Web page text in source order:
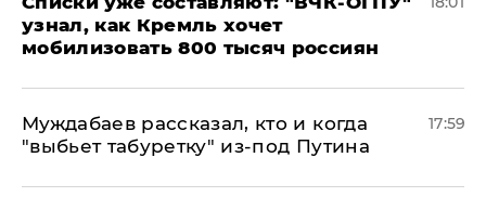
узнал, как Кремль хочет
мобилизовать 800 тысяч россиян
Муждабаев рассказал, кто и когда
"выбьет табуретку" из-под Путина
17:59